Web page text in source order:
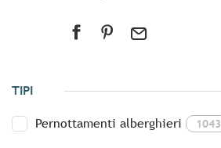
TIPI
Pernottamenti alberghieri 1043